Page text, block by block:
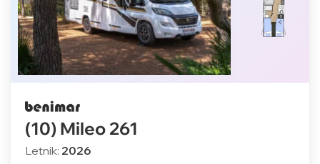
(10) Mileo 261
Letnik: 2026